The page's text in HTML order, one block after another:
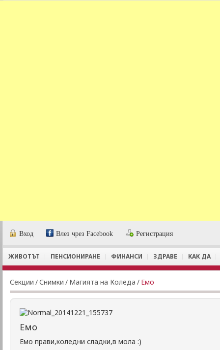
Вход Влез чрез Facebook Регистрация
ЖИВОТЪТ ПЕНСИОНИРАНЕ ФИНАНСИ ЗДРАВЕ КАК ДА
Секции /Снимки / Магията на Коледа / Емо
Емо
Емо прави,коледни сладки,в мола :)